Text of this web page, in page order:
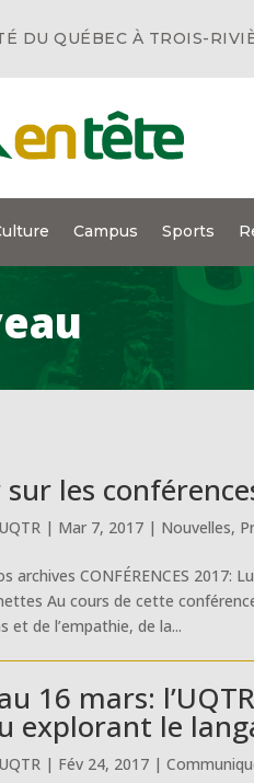
DU QUÉBEC À TROIS-
Campus Sports
les
| Mar 7, 2017 | Nouvelles,
archives CONFÉRENCES 2017:
Au cours de cette
et de l’empathie, de la...
16 mars:
explorant le
| Fév 24, 2017 |